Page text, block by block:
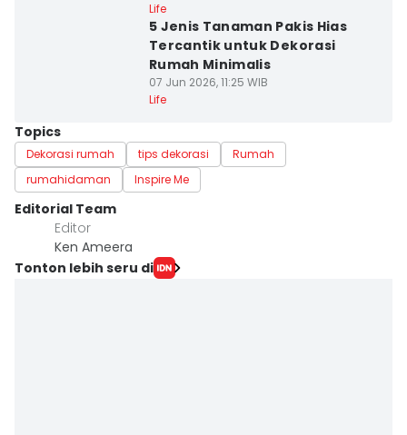
Life
5 Jenis Tanaman Pakis Hias
Tercantik untuk Dekorasi
Rumah Minimalis
07 Jun 2026, 11:25 WIB
Life
Topics
Dekorasi rumah tips dekorasi
Rumah
rumahidaman
Inspire Me
Editorial Team
Editor
Ken Ameera
Tonton lebih seru di